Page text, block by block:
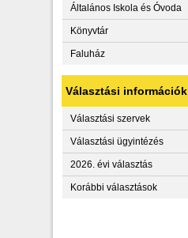
Általános Iskola és Óvoda
Könyvtár
Faluház
Választási információk
Választási szervek
Választási ügyintézés
2026. évi választás
Korábbi választások